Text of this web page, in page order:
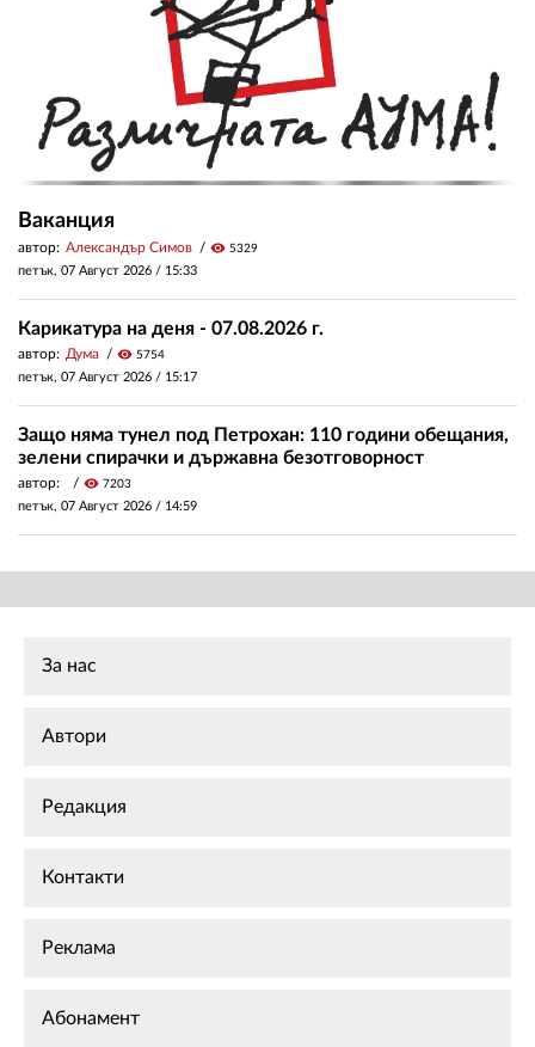
Ваканция
автор: Александър Симов visibility 5329
петък, 07 Август 2026 / 15:33
Карикатура на деня - 07.08.2026 г.
автор: Дума visibility 5754
петък, 07 Август 2026 / 15:17
Защо няма тунел под Петрохан: 110 години обещания,
зелени спирачки и държавна безотговорност
автор: visibility 7203
петък, 07 Август 2026 / 14:59
За нас
Автори
Редакция
Контакти
Реклама
Абонамент